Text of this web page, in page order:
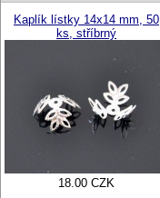
Kaplík lístky 14x14 mm, 50
ks, stříbrný
18.00 CZK